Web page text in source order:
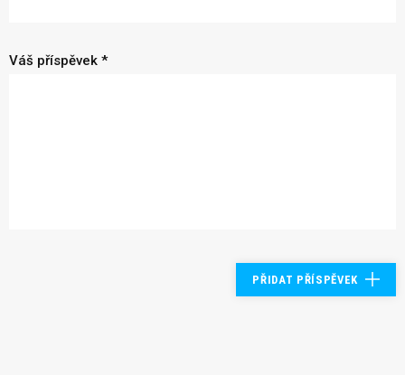
Váš příspěvek *
PŘIDAT PŘÍSPĚVEK